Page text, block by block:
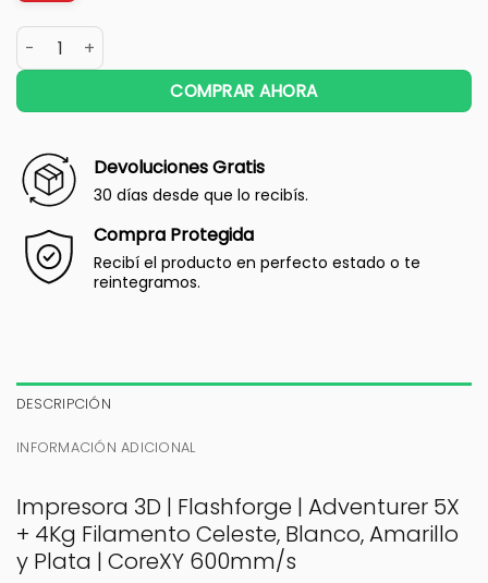
COMPRAR AHORA
Devoluciones Gratis
30 días desde que lo recibís.
Compra Protegida
Recibí el producto en perfecto estado o te
reintegramos.
DESCRIPCIÓN
INFORMACIÓN ADICIONAL
Impresora 3D | Flashforge | Adventurer 5X
+ 4Kg Filamento Celeste, Blanco, Amarillo
y Plata | CoreXY 600mm/s